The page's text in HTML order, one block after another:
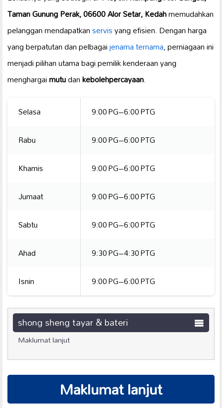
Taman Gunung Perak, 06600 Alor Setar, Kedahmemudahkan
pelanggan mendapatkanservisyang efisien. Dengan harga
yang berpatutan dan pelbagaijenama ternama, perniagaan ini
menjadi pilihan utama bagi pemilik kenderaan yang
menghargaimutudankebolehpercayaan.
Selasa
9:00 PG–6:00 PTG
Rabu
9:00 PG–6:00 PTG
Khamis
9:00 PG–6:00 PTG
Jumaat
9:00 PG–6:00 PTG
Sabtu
9:00 PG–6:00 PTG
Ahad
9:30 PG–4:30 PTG
Isnin
9:00 PG–6:00 PTG
shong sheng tayar & bateri
Maklumat lanjut
Maklumat lanjut